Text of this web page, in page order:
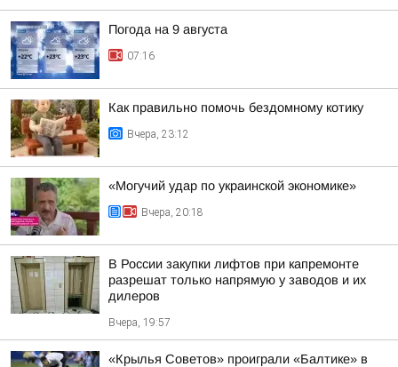
Погода на 9 августа
07:16
Как правильно помочь бездомному котику
Вчера, 23:12
«Могучий удар по украинской экономике»
Вчера, 20:18
В России закупки лифтов при капремонте
разрешат только напрямую у заводов и их
дилеров
Вчера, 19:57
«Крылья Советов» проиграли «Балтике» в